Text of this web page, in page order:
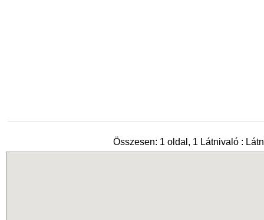
Összesen: 1 oldal, 1 Látnivaló :